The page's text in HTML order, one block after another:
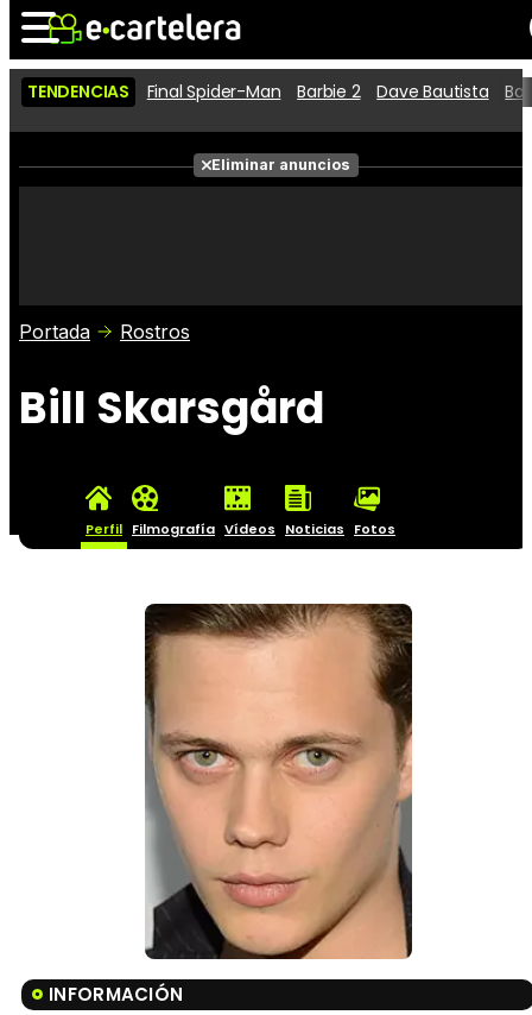
Noticias Cartelera
Películas
Críticas
TENDENCIAS Final Spider-Man Barbie 2 Dave Bautista
Eliminar anuncios
Portada Rostros
Bill Skarsgård
Perfil Filmografía Vídeos Noticias Fotos
INFORMACIÓN